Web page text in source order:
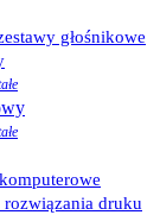
głośnikowe
rozwiązania druku